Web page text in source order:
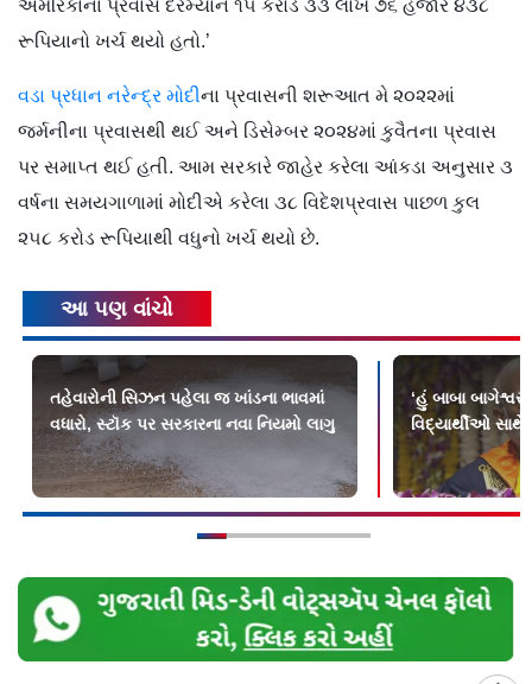
અમેરિકાના પ્રવાસ દરમ્યાન ૧૫ કરોડ ૩૩ લાખ ૭૬ હજાર ૪૩૮
રૂપિયાનો ખર્ચ થયો હતો.’
વડા પ્રધાન નરેન્દ્ર મોદીના પ્રવાસની શરૂઆત મે ૨૦૨૨માં
જર્મનીના પ્રવાસથી થઈ અને ડિસેમ્બર ૨૦૨૪માં કુવૈતના પ્રવાસ
પર સમાપ્ત થઈ હતી. આમ સરકારે જાહેર કરેલા આંકડા અનુસાર ૩
વર્ષના સમયગાળામાં મોદીએ કરેલા ૩૮ વિદેશપ્રવાસ પાછળ કુલ
૨૫૮ કરોડ રૂપિયાથી વધુનો ખર્ચ થયો છે.
આ પણ વાંચો
તહેવારોની સિઝન પહેલા જ ખાંડના ભાવમાં
વધારો, સ્ટૉક પર સરકારના નવા નિયમો લાગુ
‘હું બાબા બાગેશ્વર
વિદ્યાર્થીઓ સાથે